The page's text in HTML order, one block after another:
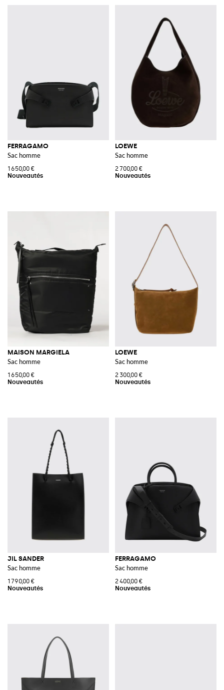
FERRAGAMO
Sac homme
1 650,00 €
LOEWE
Sac homme
2 700,00 €
MAISON MARGIELA
Sac homme
1 650,00 €
LOEWE
Sac homme
2 300,00 €
JIL SANDER
Sac homme
1 790,00 €
FERRAGAMO
Sac homme
2 400,00 €